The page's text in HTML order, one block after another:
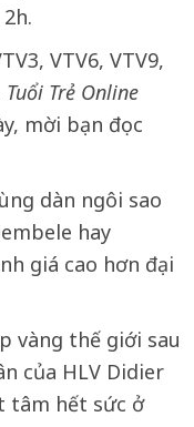
VTV6, VTV9,
Tuổi Trẻ Online
mời bạn đọc
dàn ngôi sao
hay
giá cao hơn đại
vàng thế giới sau
của HLV Didier
tâm hết sức ở